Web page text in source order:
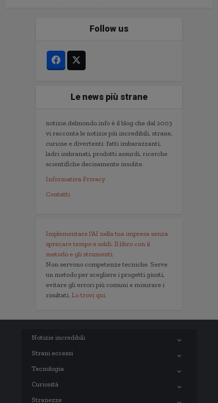
Follow us
Le news più strane
notizie.delmondo.info è il blog che dal 2003
vi racconta le notizie più incredibili, strane,
curiose e divertenti: fatti imbarazzanti,
ladri imbranati, prodotti assurdi, ricerche
scientifiche decisamente insolite.
Informativa Privacy
Contatti
Implementare l'AI nella tua impresa senza
sprecare tempo e soldi. Il libro con il
metodo e gli strumenti.
Non servono competenze tecniche. Serve
un metodo per scegliere i progetti giusti,
evitare gli errori più comuni e misurare i
risultati. Lo trovi qui.
Notizie incredibili
Strani eccessi
Tecnologia
Curiosità
Stranezze